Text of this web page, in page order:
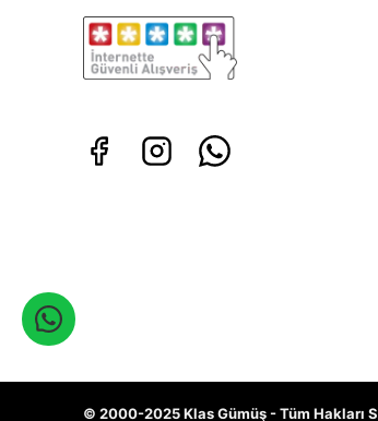
© 2000-2025 Klas Gümüş - Tüm Hakları